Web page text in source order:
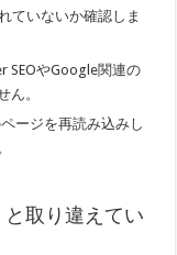
ていないか確認しま
SEOやGoogle関連の
ん。
ージを再読み込みし
取り違えてい